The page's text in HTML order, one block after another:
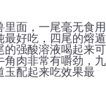
面，一尾毫无食用
最好吃，四尾的熔遁
的强酸溶液喝起来可
角肉非常有嚼劲，九
玉配起来吃效果最